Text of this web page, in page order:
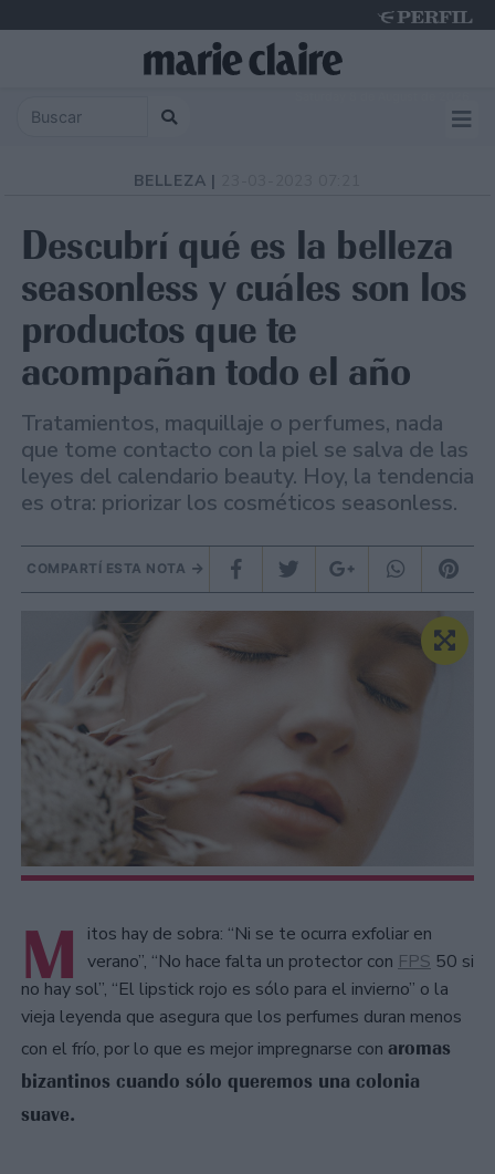
BELLEZA |
Descubrí qué es la belleza
seasonless y cuáles son los
productos que te
acompañan todo el año
Tratamientos, maquillaje o perfumes, nada
que tome contacto con la piel se salva de las
leyes del calendario beauty. Hoy, la tendencia
es otra: priorizar los cosméticos seasonless.
COMPARTÍ ESTA NOTA
M
itos hay de sobra: “Ni se te ocurra exfoliar en
verano”, “No hace falta un protector con FPS 50 si
no hay sol”, “El lipstick rojo es sólo para el invierno” o la
vieja leyenda que asegura que los perfumes duran menos
con el frío, por lo que es mejor impregnarse con aromas
bizantinos cuando sólo queremos una colonia
suave.